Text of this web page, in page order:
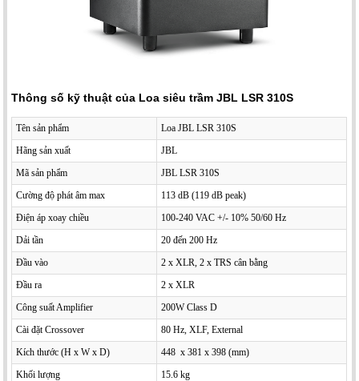
Thông số kỹ thuật của Loa siêu trầm JBL LSR 310S
Tên sản phẩm
Loa JBL LSR 310S
Hãng sản xuất
JBL
Mã sản phẩm
JBL LSR 310S
Cường độ phát âm max
113 dB (119 dB peak)
Điện áp xoay chiều
100-240 VAC +/- 10% 50/60 Hz
Dải tần
20 đến 200 Hz
Đầu vào
2 x XLR, 2 x TRS cân bằng
Đầu ra
2 x XLR
Công suất Amplifier
200W Class D
Cài đặt Crossover
80 Hz, XLF, External
Kích thước (H x W x D)
448 x 381 x 398 (mm)
Khối lượng
15.6 kg